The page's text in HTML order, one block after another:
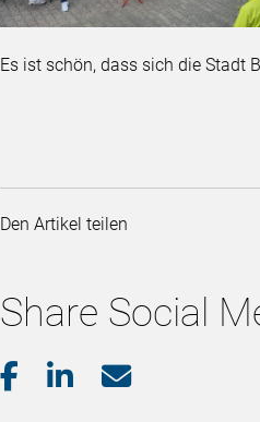
Es ist schön, dass sich die Stadt
Den Artikel teilen
Share Social